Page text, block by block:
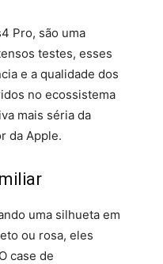
Pro, são uma
testes, esses
e a qualidade dos
no ecossistema
mais séria da
da Apple.
uma silhueta em
ou rosa, eles
case de